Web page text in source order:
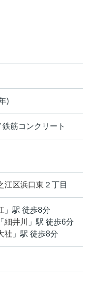
)
筋コンクリート
江区浜口東 ２丁目
」駅 徒歩8分
「 細井川
」駅 徒歩6分
社 」駅 徒歩8分